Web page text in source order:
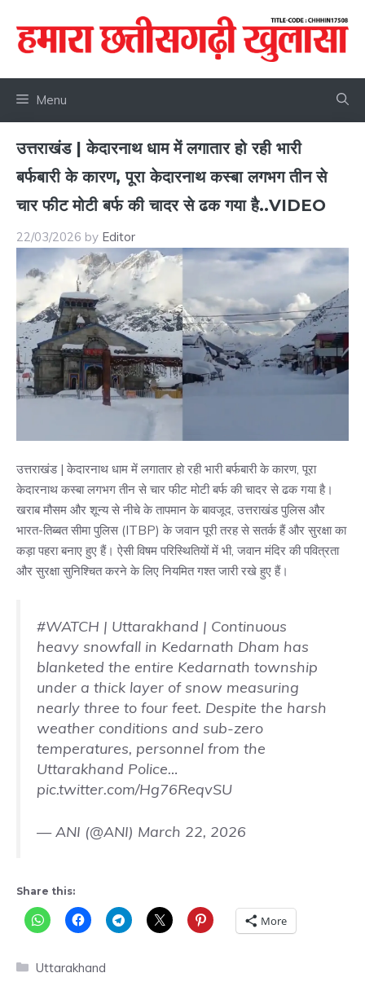
content
Menu
उत्तराखंड | केदारनाथ धाम में लगातार हो रही भारी
बर्फबारी के कारण, पूरा केदारनाथ कस्बा लगभग तीन से
चार फीट मोटी बर्फ की चादर से ढक गया है..VIDEO
22/03/2026 by Editor
उत्तराखंड | केदारनाथ धाम में लगातार हो रही भारी बर्फबारी के कारण, पूरा
केदारनाथ कस्बा लगभग तीन से चार फीट मोटी बर्फ की चादर से ढक गया है।
खराब मौसम और शून्य से नीचे के तापमान के बावजूद, उत्तराखंड पुलिस और
भारत-तिब्बत सीमा पुलिस (ITBP) के जवान पूरी तरह से सतर्क हैं और सुरक्षा का
कड़ा पहरा बनाए हुए हैं। ऐसी विषम परिस्थितियों में भी, जवान मंदिर की पवित्रता
और सुरक्षा सुनिश्चित करने के लिए नियमित गश्त जारी रखे हुए हैं।
#WATCH | Uttarakhand | Continuous
heavy snowfall in Kedarnath Dham has
blanketed the entire Kedarnath township
under a thick layer of snow measuring
nearly three to four feet. Despite the harsh
weather conditions and sub-zero
temperatures, personnel from the
Uttarakhand Police…
pic.twitter.com/Hg76ReqvSU
— ANI (@ANI) March 22, 2026
Share this:
More
Categories
Uttarakhand